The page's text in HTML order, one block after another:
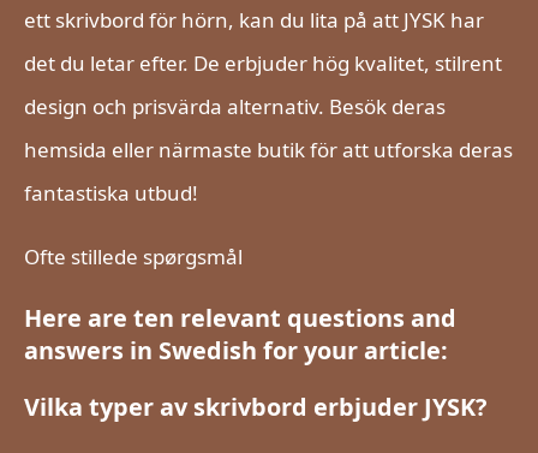
ett skrivbord för hörn, kan du lita på att JYSK har
det du letar efter. De erbjuder hög kvalitet, stilrent
design och prisvärda alternativ. Besök deras
hemsida eller närmaste butik för att utforska deras
fantastiska utbud!
Ofte stillede spørgsmål
Here are ten relevant questions and
answers in Swedish for your article:
Vilka typer av skrivbord erbjuder JYSK?